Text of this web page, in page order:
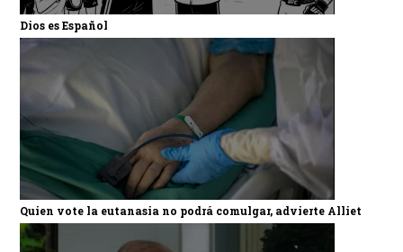
Dios es Español
Quien vote la eutanasia no podrá comulgar, advierte Alliet